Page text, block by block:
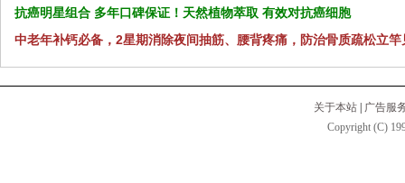
抗癌明星组合 多年口碑保证！天然植物萃取 有效对抗癌细胞
中老年补钙必备，2星期消除夜间抽筋、腰背疼痛，防治骨质疏松立竿
关于本站
广告服
Copyright (C)